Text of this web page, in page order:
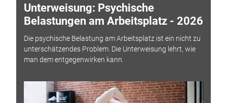
Unterweisung: Psychische
Belastungen am Arbeitsplatz - 2026
Die psychische Belastung am Arbeitsplatz ist ein nicht zu
unterschätzendes Problem. Die Unterweisung lehrt, wie
man dem entgegenwirken kann.